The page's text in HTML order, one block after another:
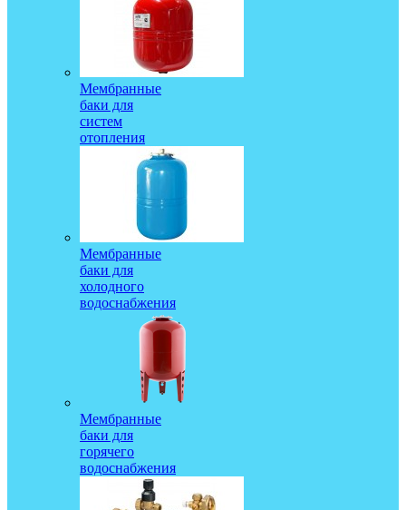
Мембранные
баки для
систем
отопления
Мембранные
баки для
холодного
водоснабжения
Мембранные
баки для
горячего
водоснабжения